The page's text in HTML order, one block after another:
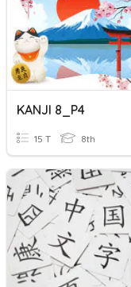
KANJI 8_P4
15 T 8th